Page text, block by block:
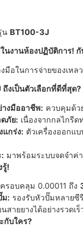
น BT100-3J
นงานห้องปฏิบัติการ!
มือในการจ่ายของเหล
งเป็นตัวเลือกที่ดีที่สุด?
งมืออาชีพ: ควบคุมด้ว
ภัย: เนื่องจากกลไกรี
กร่ง: ตัวเครื่องออกแ
มาพร้อมระบบจดจำค่
รู้!
ครอบคลุม 0.00011 ถึง
ม: รองรับหัวปั๊มหลายซี
นสายยางได้อย่างรวด
กับใคร?